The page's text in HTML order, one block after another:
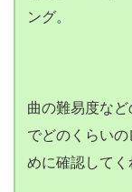
ング。
曲の難易度な
でどのくらい
めに確認してく